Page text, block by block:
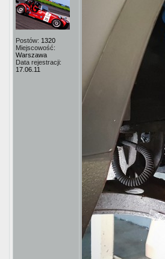
Postów: 1320
Miejscowość:
Warszawa
Data rejestracji:
17.06.11